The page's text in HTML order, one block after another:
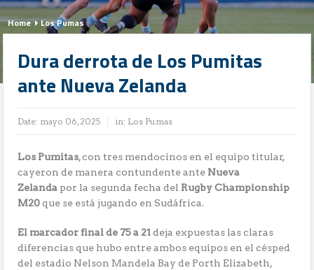
Home Los Pumas
Dura derrota de Los Pumitas
ante Nueva Zelanda
Date: mayo 06, 2025 in: Los Pumas
Los Pumitas, con tres mendocinos en el equipo titular,
cayeron de manera contundente ante Nueva
Zelanda por la segunda fecha del Rugby Championship
M20que se está jugando en Sudáfrica.
El marcador final de 75 a 21deja expuestas las claras
diferencias que hubo entre ambos equipos en el césped
del estadio Nelson Mandela Bay de Porth Elizabeth,